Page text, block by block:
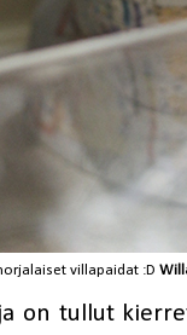
villapaidat :D
on tullut